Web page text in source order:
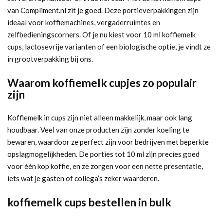
van Compliment.nl zit je goed. Deze portieverpakkingen zijn
ideaal voor koffiemachines, vergaderruimtes en
zelfbedieningscorners. Of je nu kiest voor 10 ml koffiemelk
cups, lactosevrije varianten of een biologische optie, je vindt ze
in grootverpakking bij ons.
Waarom koffiemelk cupjes zo populair
zijn
Koffiemelk in cups zijn niet alleen makkelijk, maar ook lang
houdbaar. Veel van onze producten zijn zonder koeling te
bewaren, waardoor ze perfect zijn voor bedrijven met beperkte
opslagmogelijkheden. De porties tot 10 ml zijn precies goed
voor één kop koffie, en ze zorgen voor een nette presentatie,
iets wat je gasten of collega’s zeker waarderen.
koffiemelk cups bestellen in bulk